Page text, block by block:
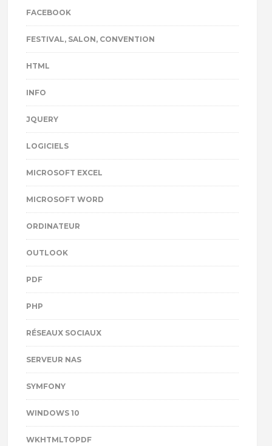
FACEBOOK
FESTIVAL, SALON, CONVENTION
HTML
INFO
JQUERY
LOGICIELS
MICROSOFT EXCEL
MICROSOFT WORD
ORDINATEUR
OUTLOOK
PDF
PHP
RÉSEAUX SOCIAUX
SERVEUR NAS
SYMFONY
WINDOWS 10
WKHTMLTOPDF